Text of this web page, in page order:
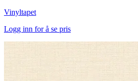
Vinyltapet
Logg inn for å se pris